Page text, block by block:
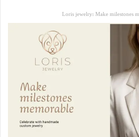
Loris jewelry: Make milestones